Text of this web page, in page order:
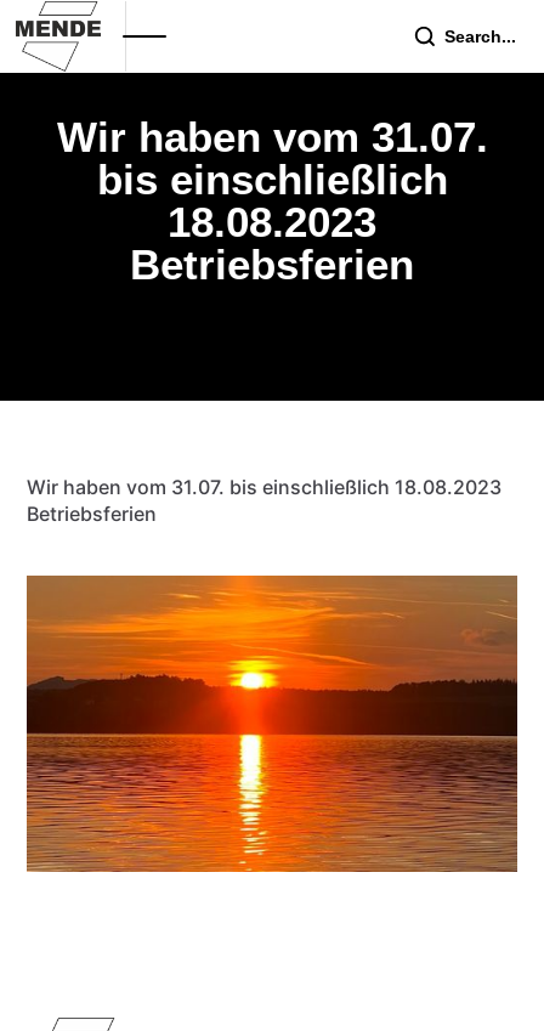
Search...
Wir haben vom 31.07.
bis einschließlich
18.08.2023
Betriebsferien
Wir haben vom 31.07. bis einschließlich 18.08.2023
Betriebsferien